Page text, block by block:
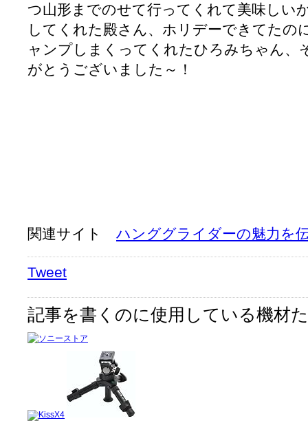
つ山形までのせて行ってくれて美味しい
してくれた殿さん、ホリデーできてたの
ャンプしまくってくれたひろみちゃん、
がとうございました～！
関連サイト ハンググライダーの魅力を
Tweet
記事を書くのに使用している機材